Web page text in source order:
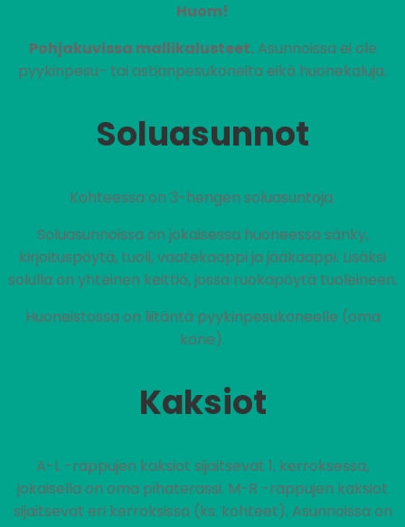
Huom!
Pohjakuvissa mallikalusteet.Asunnoissa ei ole
pyykinpesu- tai astianpesukoneita eikä huonekaluja.
Soluasunnot
Kohteessa on 3-hengen soluasuntoja.
Soluasunnoissa on jokaisessa huoneessa sänky,
kirjoituspöytä, tuoli, vaatekaappi ja jääkaappi. Lisäksi
solulla on yhteinen keittiö, jossa ruokapöytä tuoleineen.
Huoneistossa on liitäntä pyykinpesukoneelle (oma
kone).
Kaksiot
A-L -rappujen kaksiot sijaitsevat 1. kerroksessa,
jokaisella on oma pihaterassi. M-R -rappujen kaksiot
sijaitsevat eri kerroksissa (ks. kohteet). Asunnoissa on